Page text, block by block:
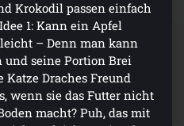
Krokodil passen einfach
1: Kann ein Apfel
– Denn man kann
seine Portion Brei
Katze Draches Freund
wenn sie das Futter nicht
macht? Puh, das mit